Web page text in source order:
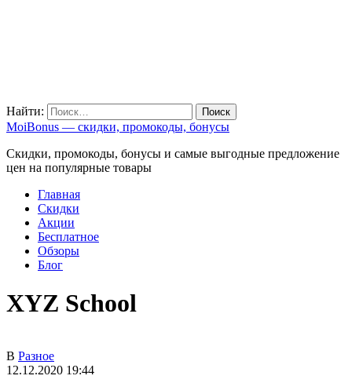
Найти:
MoiBonus — скидки, промокоды, бонусы
Скидки, промокоды, бонусы и самые выгодные предложение
цен на популярные товары
Главная
Скидки
Акции
Бесплатное
Обзоры
Блог
XYZ School
В Разное
12.12.2020 19:44